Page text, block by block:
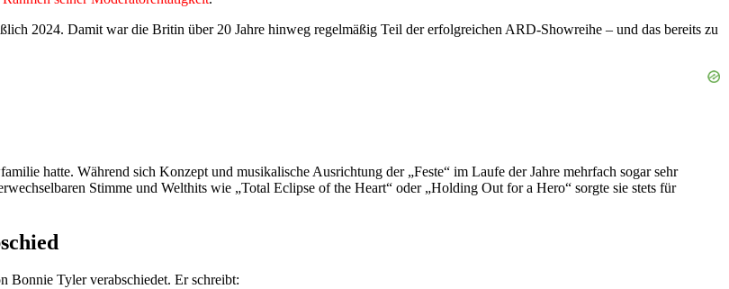
2024. Damit war die Britin über 20 Jahre hinweg regelmäßig Teil der erfolgreichen ARD-Showreihe – und das bereits zu
hatte. Während sich Konzept und musikalische Ausrichtung der „Feste“ im Laufe der Jahre mehrfach sogar sehr
Stimme und Welthits wie „Total Eclipse of the Heart“ oder „Holding Out for a Hero“ sorgte sie stets für
Tyler verabschiedet. Er schreibt: